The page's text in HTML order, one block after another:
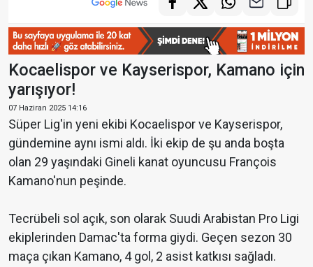
Kocaelispor ve Kayserispor, Kamano için
yarışıyor!
07 Haziran 2025 14:16
Süper Lig'in yeni ekibi Kocaelispor ve Kayserispor,
gündemine aynı ismi aldı. İki ekip de şu anda boşta
olan 29 yaşındaki Gineli kanat oyuncusu François
Kamano'nun peşinde.
Tecrübeli sol açık, son olarak Suudi Arabistan Pro Ligi
ekiplerinden Damac'ta forma giydi. Geçen sezon 30
maça çıkan Kamano, 4 gol, 2 asist katkısı sağladı.